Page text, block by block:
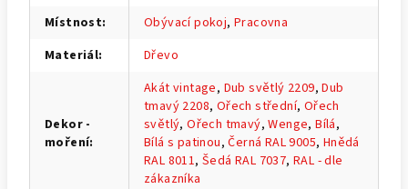
Místnost: Obývací pokoj,Pracovna
Materiál: Dřevo
Dekor -
moření:
Akát vintage, Dub světlý 2209,Dub
tmavý 2208, Ořech střední, Ořech
světlý,Ořech tmavý,Wenge,Bílá,
Bílá s patinou,Černá RAL 9005, Hnědá
RAL 8011,Šedá RAL 7037,RAL - dle
zákazníka